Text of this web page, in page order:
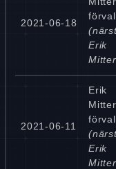
2021-06-18
Erik
2021-06-11
Erik
Erik